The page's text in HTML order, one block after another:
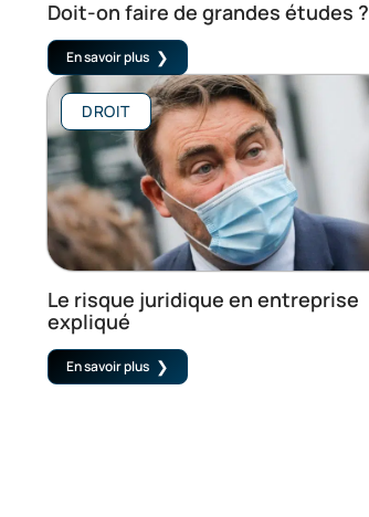
Doit-on faire de grandes études ?
En savoir plus
DROIT
Le risque juridique en entreprise
expliqué
En savoir plus